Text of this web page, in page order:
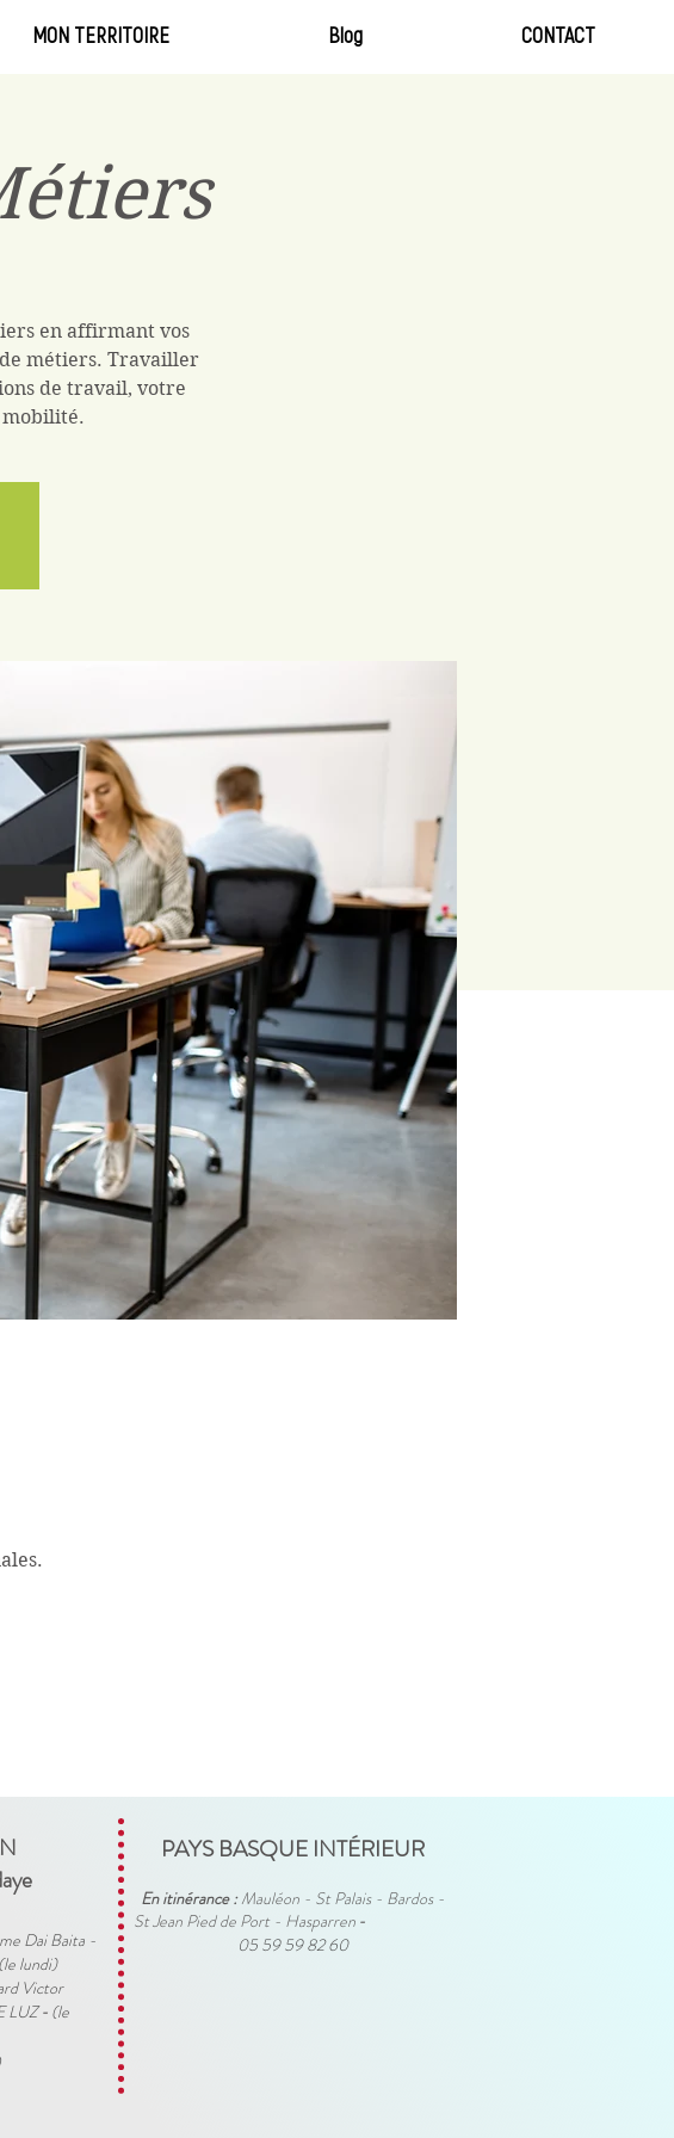
MON TERRITOIRE Blog CONTACT
en affirmant vos
métiers. Travailler
de travail, votre
mobilité.
Dai Baita -
(le lundi)
Victor
LUZ- (le
PAYS BASQUE INTÉRIEUR
En itinérance :Mauléon - St Palais - Bardos -
St Jean Pied de Port - Hasparren -
05 59 59 82 60